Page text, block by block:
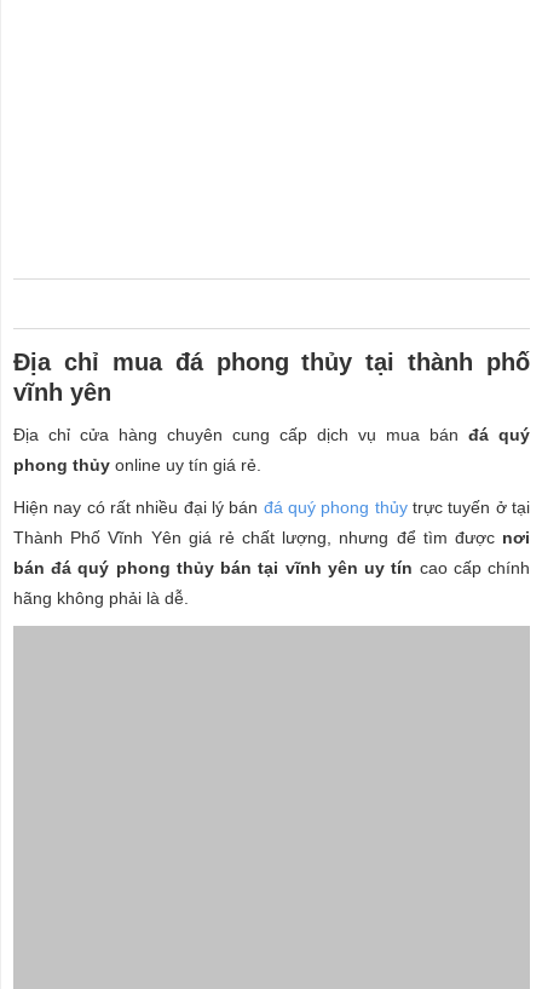
Địa chỉ mua đá phong thủy tại thành phố
vĩnh yên
Địa chỉ cửa hàng chuyên cung cấp dịch vụ mua bán đá quý
phong thủy online uy tín giá rẻ.
Hiện nay có rất nhiều đại lý bán đá quý phong thủytrực tuyến ở tại
Thành Phố Vĩnh Yên giá rẻ chất lượng, nhưng để tìm được nơi
bán đá quý phong thủy bán tại vĩnh yên uy tín cao cấp chính
hãng không phải là dễ.